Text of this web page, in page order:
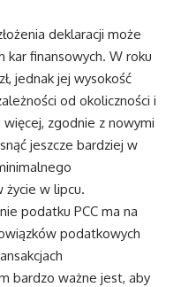
deklaracji może
kar finansowych. W roku
jednak jej wysokość
od okoliczności i
zgodnie z nowymi
jeszcze bardziej w
życie w lipcu.
podatku PCC ma na
podatkowych
bardzo ważne jest, aby